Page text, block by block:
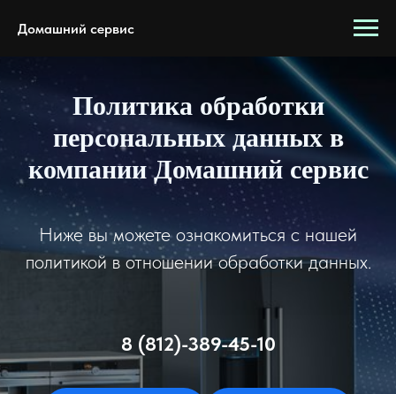
Домашний сервис
Политика обработки
персональных данных в
компании Домашний сервис
Ниже вы можете ознакомиться с нашей
политикой в отношении обработки данных.
8 (812)-389-45-10